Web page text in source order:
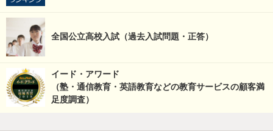
全国公立高校入試（過去入試問題・正答）
イード・アワード
（塾・通信教育・英語教育などの教育サービスの顧客満
足度調査）